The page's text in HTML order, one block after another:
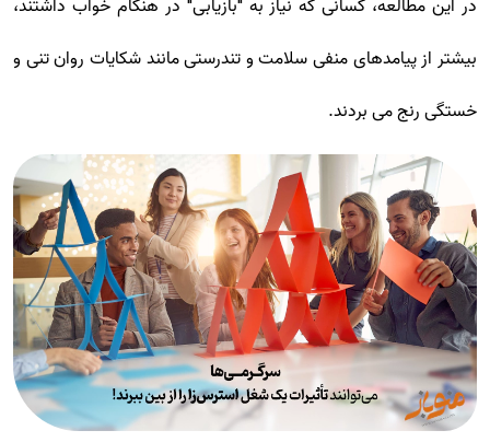
در این مطالعه، کسانی که نیاز به "بازیابی" در هنگام خواب داشتند،
بیشتر از پیامدهای منفی سلامت و تندرستی مانند شکایات روان تنی و
خستگی رنج می بردند.